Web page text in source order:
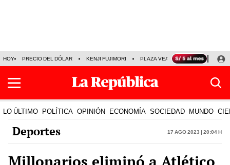
HOY PRECIO DEL DÓLAR KENJI FUJIMORI PLAZA VEA FERIADOS
LO ÚLTIMO POLÍTICA OPINIÓN ECONOMÍA SOCIEDAD MUNDO
Deportes 17 Ago 2023 | 20:04 h
Millonarios eliminó a Atlético